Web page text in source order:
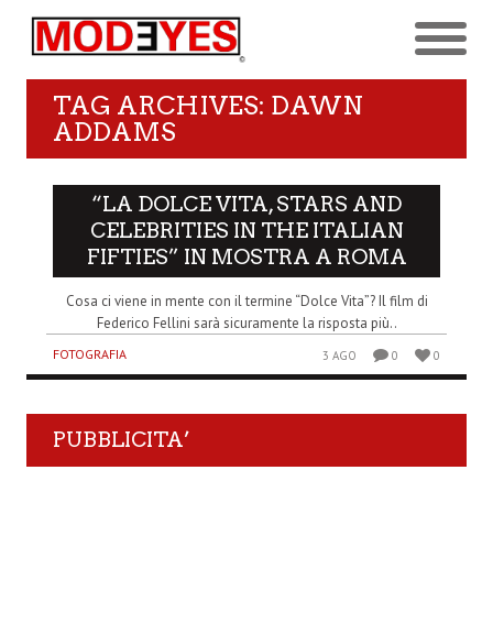
TAG ARCHIVES: DAWN
ADDAMS
“LA DOLCE VITA, STARS AND
CELEBRITIES IN THE ITALIAN
FIFTIES” IN MOSTRA A ROMA
Cosa ci viene in mente con il termine “Dolce Vita”? Il film di
Federico Fellini sarà sicuramente la risposta più..
FOTOGRAFIA 3 AGO 0 0
PUBBLICITA’